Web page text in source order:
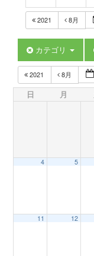
2021 8月
カテゴリ
2021 8月
日 月
4 5
11 12